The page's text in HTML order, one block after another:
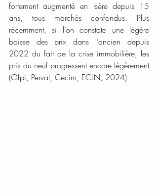
fortement augmenté en Isère depuis 15
ans, tous marchés confondus. Plus
récemment, si l’on constate une légère
baisse des prix dans l’ancien depuis
2022 du fait de la crise immobilière, les
prix du neuf progressent encore légèrement
(Ofpi, Perval, Cecim, ECLN, 2024).